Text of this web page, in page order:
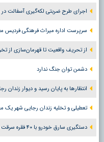
اجرای طرح ضربتی لکه‌گیری آسفالت در
سرپرست اداره میراث فرهنگی فردیس
از تحریف واقعیت تا قهرمان‌سازی از
دشمن توان جنگ ندارد
انتظارها به پایان رسید و دیوار
تعطیلی و تخلیه زندان رجایی شهر یک
دستگیری سارق خودرو با ۴۰ فقره سرقت در کرج